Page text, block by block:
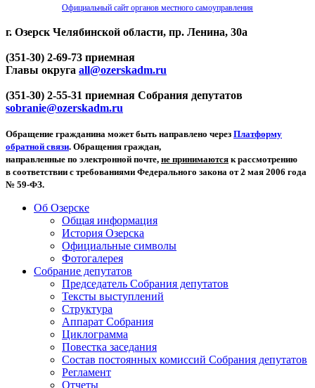
Официальный сайт органов местного самоуправления
г. Озерск Челябинской области, пр. Ленина, 30а
(351-30) 2-69-73 приемная
Главы округа all@ozerskadm.ru
(351-30) 2-55-31 приемная Собрания депутатов
sobranie@ozerskadm.ru
Обращение гражданина может быть направлено через Платформу
обратной связи. Обращения граждан,
направленные по электронной почте, не принимаются к рассмотрению
в соответствии с требованиями Федерального закона от 2 мая 2006 года
№ 59-ФЗ.
Об Озерске
Общая информация
История Озерска
Официальные символы
Фотогалерея
Собрание депутатов
Председатель Собрания депутатов
Тексты выступлений
Структура
Аппарат Собрания
Циклограмма
Повестка заседания
Состав постоянных комиссий Собрания депутатов
Регламент
Отчеты